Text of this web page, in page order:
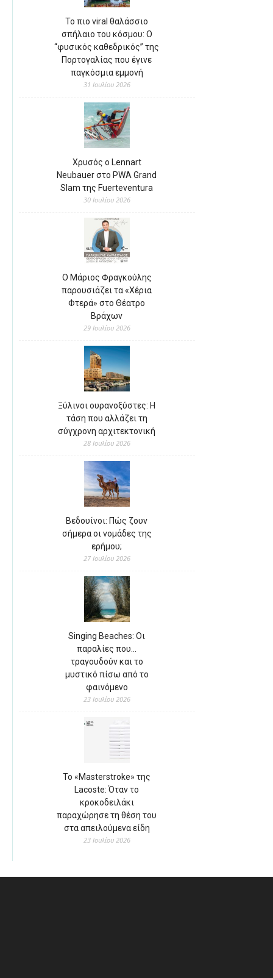
Το πιο viral θαλάσσιο
σπήλαιο του κόσμου: Ο
“φυσικός καθεδρικός” της
Πορτογαλίας που έγινε
παγκόσμια εμμονή
31 Ιουλίου 2026
Χρυσός ο Lennart
Neubauer στο PWA Grand
Slam της Fuerteventura
30 Ιουλίου 2026
Ο Μάριος Φραγκούλης
παρουσιάζει τα «Χέρια
Φτερά» στο Θέατρο
Βράχων
29 Ιουλίου 2026
Ξύλινοι ουρανοξύστες: Η
τάση που αλλάζει τη
σύγχρονη αρχιτεκτονική
28 Ιουλίου 2026
Βεδουίνοι: Πώς ζουν
σήμερα οι νομάδες της
ερήμου;
27 Ιουλίου 2026
Singing Beaches: Οι
παραλίες που…
τραγουδούν και το
μυστικό πίσω από το
φαινόμενο
23 Ιουλίου 2026
Το «Masterstroke» της
Lacoste: Όταν το
κροκοδειλάκι
παραχώρησε τη θέση του
στα απειλούμενα είδη
23 Ιουλίου 2026